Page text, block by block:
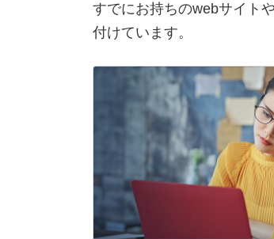
すでにお持ちのwebサイト
付けています。